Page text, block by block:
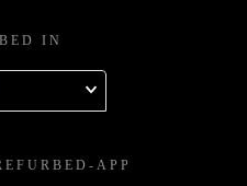
IN
APP